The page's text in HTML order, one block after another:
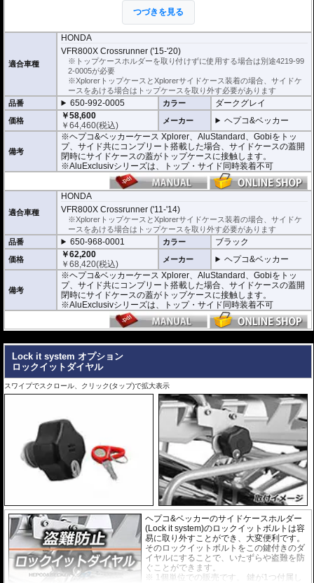
ー自体も簡単に取り外すことのできる、
「ロックイットシステム」を採用していま
す。
使わないときは簡単に取り外すことができ、車体を軽くできます。ツーリング
や街乗りに合わせて使いやすく便利だと好評です。
フレームはパイプ内部に性質の異なる特殊強化パイプをさらに1本追加させた2
重構造を採用。堅牢且つ利便性に優れた商品です。
高耐久パウダー塗装仕上げ。
※ケースのラインナップはこちらからご確認ください
※サイドケースホルダー用アダプターはケースに付属しています。 詳細はこ
ちら
つづきを見る
適合車種
HONDA
VFR800X Crossrunner ('15-'20)
※トップケースホルダーを取り付けずに使用する場合は別途4219-99
2-0005が必要
※XplorerトップケースとXplorerサイドケース装着の場合、サイドケ
ースをあける場合はトップケースを取り外す必要があります
品番
650-992-0005 カラー ダークグレイ
価格
￥58,600
￥64,460(税込) メーカー ヘプコ&ベッカー
備考
※ヘプコ&ベッカーケース Xplorer、AluStandard、Gobiをトッ
プ、サイド共にコンプリート搭載した場合、サイドケースの蓋開
閉時にサイドケースの蓋がトップケースに接触します。
※AluExclusivシリーズは、トップ・サイド同時装着不可
適合車種
HONDA
VFR800X Crossrunner ('11-'14)
※XplorerトップケースとXplorerサイドケース装着の場合、サイドケ
ースをあける場合はトップケースを取り外す必要があります
品番
650-968-0001 カラー ブラック
価格
￥62,200
￥68,420(税込) メーカー ヘプコ&ベッカー
備考
※ヘプコ&ベッカーケース Xplorer、AluStandard、Gobiをトッ
プ、サイド共にコンプリート搭載した場合、サイドケースの蓋開
閉時にサイドケースの蓋がトップケースに接触します。
※AluExclusivシリーズは、トップ・サイド同時装着不可
Lock it system オプション
ロックイットダイヤル
スワイプでスクロール、クリック(タップ)で拡大表示
ヘプコ&ベッカーのサイドケースホルダー
(Lock it system)のロックイットボルトは容
易に取り外すことができ、大変便利です。
そのロックイットボルトをこの鍵付きのダ
イヤルにすることで、いたずらや盗難を防
ぐことができます。
※ 1個単位での販売です。 鍵が1つ付属し